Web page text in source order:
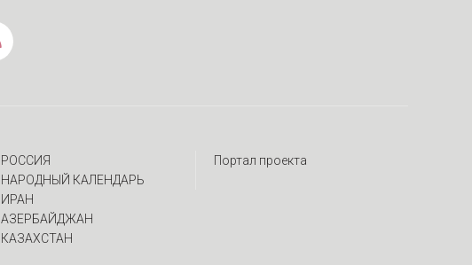
РОССИЯ
НАРОДНЫЙ КАЛЕНДАРЬ
ИРАН
АЗЕРБАЙДЖАН
КАЗАХСТАН
Портал проекта